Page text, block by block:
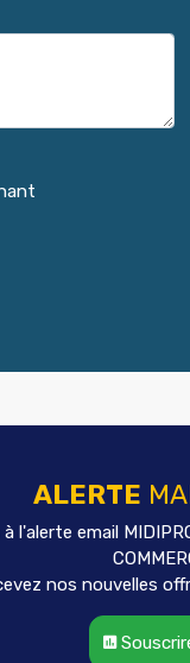
ALERTE
l'alerte email
nos nouvelles